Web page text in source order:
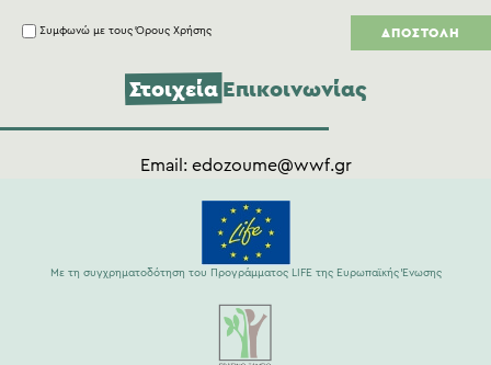
Συμφωνώ με τουςΌρους Χρήσης
Στοιχεία Επικοινωνίας
Email: edozoume@wwf.gr
Με τη συγχρηματοδότηση του Προγράμματος LIFE της Ευρωπαϊκής Ένωσης